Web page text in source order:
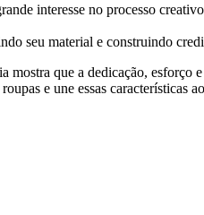
interesse no processo
seu material e construindo
que a dedicação, esforço
e une essas características